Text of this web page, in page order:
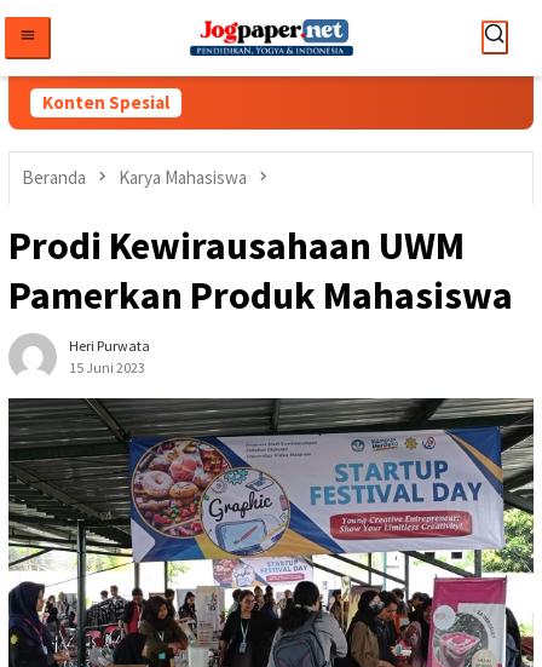
konten
Konten Spesial
Beranda Karya Mahasiswa
Prodi Kewirausahaan UWM
Pamerkan Produk Mahasiswa
Heri Purwata
15 Juni 2023